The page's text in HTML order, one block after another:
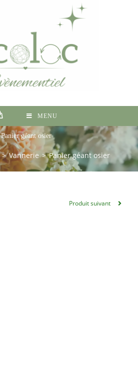
MENU
Panier géant osier
> Vannerie > Panier géant osier
Produit suivant